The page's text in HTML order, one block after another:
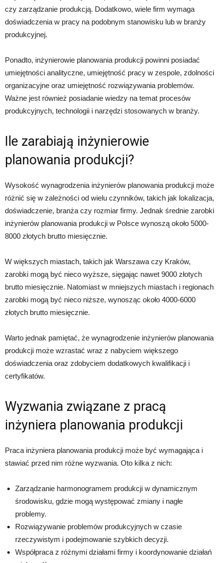
czy zarządzanie produkcją. Dodatkowo, wiele firm wymaga
doświadczenia w pracy na podobnym stanowisku lub w branży
produkcyjnej.
Ponadto, inżynierowie planowania produkcji powinni posiadać
umiejętności analityczne, umiejętność pracy w zespole, zdolności
organizacyjne oraz umiejętność rozwiązywania problemów.
Ważne jest również posiadanie wiedzy na temat procesów
produkcyjnych, technologii i narzędzi stosowanych w branży.
Ile zarabiają inżynierowie
planowania produkcji?
Wysokość wynagrodzenia inżynierów planowania produkcji może
różnić się w zależności od wielu czynników, takich jak lokalizacja,
doświadczenie, branża czy rozmiar firmy. Jednak średnie zarobki
inżynierów planowania produkcji w Polsce wynoszą około 5000-
8000 złotych brutto miesięcznie.
W większych miastach, takich jak Warszawa czy Kraków,
zarobki mogą być nieco wyższe, sięgając nawet 9000 złotych
brutto miesięcznie. Natomiast w mniejszych miastach i regionach
zarobki mogą być nieco niższe, wynosząc około 4000-6000
złotych brutto miesięcznie.
Warto jednak pamiętać, że wynagrodzenie inżynierów planowania
produkcji może wzrastać wraz z nabyciem większego
doświadczenia oraz zdobyciem dodatkowych kwalifikacji i
certyfikatów.
Wyzwania związane z pracą
inżyniera planowania produkcji
Praca inżyniera planowania produkcji może być wymagająca i
stawiać przed nim różne wyzwania. Oto kilka z nich:
Zarządzanie harmonogramem produkcji w dynamicznym
środowisku, gdzie mogą występować zmiany i nagłe
problemy.
Rozwiązywanie problemów produkcyjnych w czasie
rzeczywistym i podejmowanie szybkich decyzji.
Współpraca z różnymi działami firmy i koordynowanie działań